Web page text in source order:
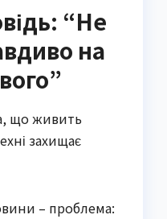
“Не
на
що живить
захищає
– проблема: